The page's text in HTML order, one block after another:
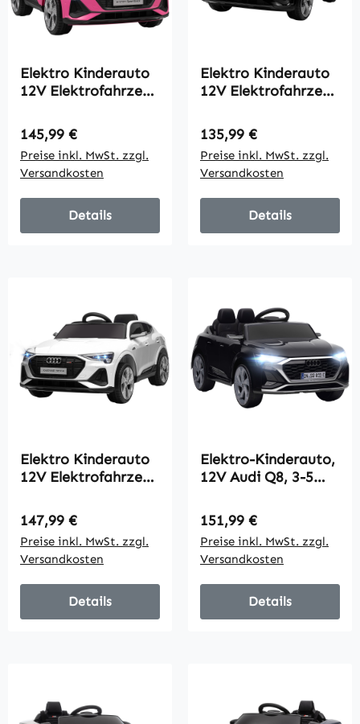
Elektro Kinderauto
12V Elektrofahrzeug
Elektroauto mit
Fernbedienung,
Sicherheitsgurt, für
3-5 Jahre
Regulärer Preis:
145,99 €
Preise inkl. MwSt. zzgl.
Versandkosten
Details
Elektro Kinderauto
12V Elektrofahrzeug
Elektroauto mit
Fernbedienung,
Sicherheitsgurt,
Musik
(MP3/USB/TF),
Kinderfahrzeug für
Kinder 3-5 Jahre, 3-5
Regulärer Preis:
135,99 €
Preise inkl. MwSt. zzgl.
Versandkosten
Details
Elektro Kinderauto
12V Elektrofahrzeug
Elektroauto mit
Fernbedienung,
Sicherheitsgurt,
Musik
(MP3/USB/TF),
Kinderfahrzeug für
Kinder 3-5 Jahre, 3-5
Regulärer Preis:
147,99 €
Preise inkl. MwSt. zzgl.
Versandkosten
Details
Elektro-Kinderauto,
12V Audi Q8, 3-5
Fernsteuerung,
Scheinwerfer, Musik,
Schwarz
Regulärer Preis:
151,99 €
Preise inkl. MwSt. zzgl.
Versandkosten
Details